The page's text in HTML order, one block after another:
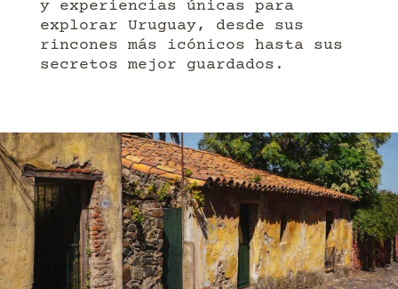
y experiencias únicas para
explorar Uruguay, desde sus
rincones más icónicos hasta sus
secretos mejor guardados.